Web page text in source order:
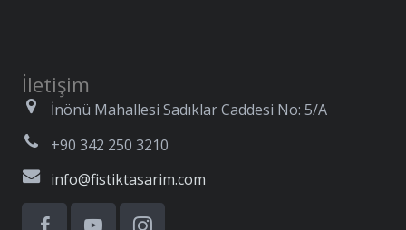
İletişim
İnönü Mahallesi Sadıklar Caddesi No: 5/A
+90 342 250 3210
info@fistiktasarim.com